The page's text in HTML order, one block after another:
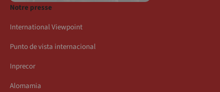
Notre presse
International Viewpoint
Punto de vista internacional
Inprecor
Alomamia